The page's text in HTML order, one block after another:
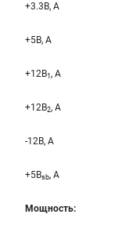
+3.3B, А
+5B, А
+12B1 , A
+12B2, A
-12B, A
+5Bsb, A
Мощность: